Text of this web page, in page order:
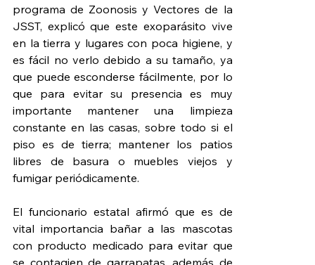
programa de Zoonosis y Vectores de la
JSST, explicó que este exoparásito vive
en la tierra y lugares con poca higiene, y
es fácil no verlo debido a su tamaño, ya
que puede esconderse fácilmente, por lo
que para evitar su presencia es muy
importante mantener una limpieza
constante en las casas, sobre todo si el
piso es de tierra; mantener los patios
libres de basura o muebles viejos y
fumigar periódicamente.
El funcionario estatal afirmó que es de
vital importancia bañar a las mascotas
con producto medicado para evitar que
se contagien de garrapatas, además de